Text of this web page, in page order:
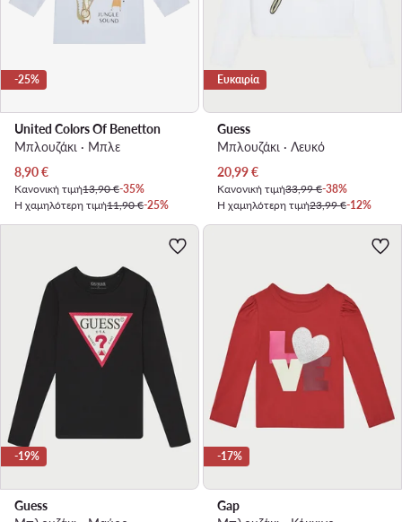
-25%
United Colors Of Benetton
Μπλουζάκι · Μπλε
Τρέχουσα τιμή
8,90€
Κανονική τιμή13,90 €-35%
Η χαμηλότερη τιμή11,90 €-25%
Ευκαιρία
Guess
Μπλουζάκι · Λευκό
Τρέχουσα τιμή
20,99€
Κανονική τιμή33,99 €-38%
Η χαμηλότερη τιμή23,99 €-12%
-19%
Guess
-17%
Gap